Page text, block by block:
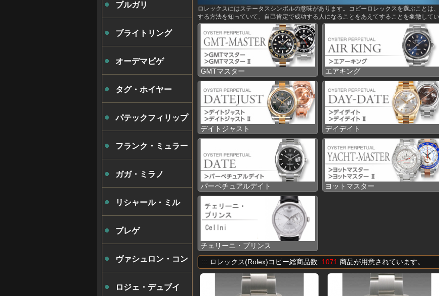
ロレックスにはステータスシンボルの意味があります。コピーロレックスを選ぶことは
する方法を知っていて、自己肯定で成功する人になることをあえてすることを象徴してい
GMTマスター エアキング
デイトジャスト デイデイト
パーペチュアルデイト ヨットマスター
チェリーニ・プリンス
::: ロレックス(Rolex)コピー総商品数: 1071 商品が用意されています。
ブルガリ
ブライトリング
オーデマピゲ
タグ・ホイヤー
パテックフィリップ
フランク・ミュラー
ガガ・ミラノ
リシャール・ミル
ブレゲ
ヴァシュロン・コン
スタンタン
ロジェ・デュブイ